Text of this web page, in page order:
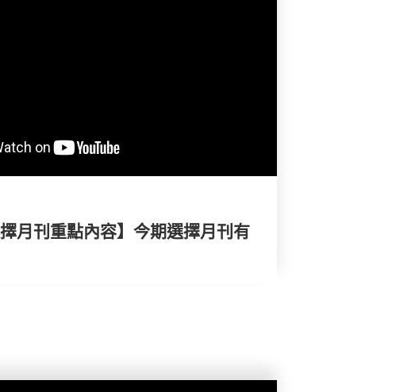
擇月刊重點內容】今期選擇月刊有